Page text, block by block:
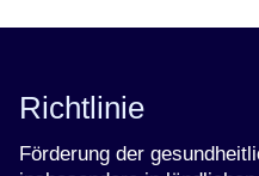
Richtlinie
Förderung der